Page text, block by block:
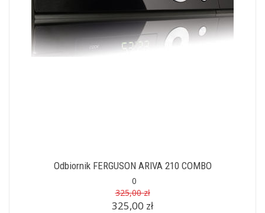
Odbiornik FERGUSON ARIVA 210 COMBO
0
325,00 zł
325,00 zł